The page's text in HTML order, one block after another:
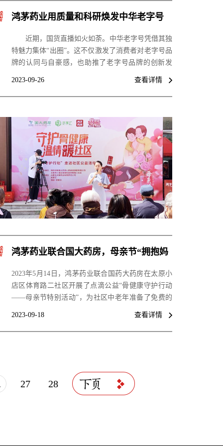
鸿茅药业用质量和科研焕发中华老字号
近期，国货直播如火如荼。中华老字号凭借其独
特魅力集体“出圈”。这不仅激发了消费者对老字号品
牌的认同与自豪感，也助推了老字号品牌的创新发
展。作为入选国家级非物质文化遗产的老字号企业，
创新中快速发展。
查看详情
2023-09-26
鸿茅药业联合国大药房，母亲节“拥抱妈
2023年5月14日，鸿茅药业联合国药大药房在太原小
店区体育路二社区开展了点滴公益“骨健康守护行动
——母亲节特别活动”，为社区中老年准备了免费的
查看详情
2023-09-18
27 28